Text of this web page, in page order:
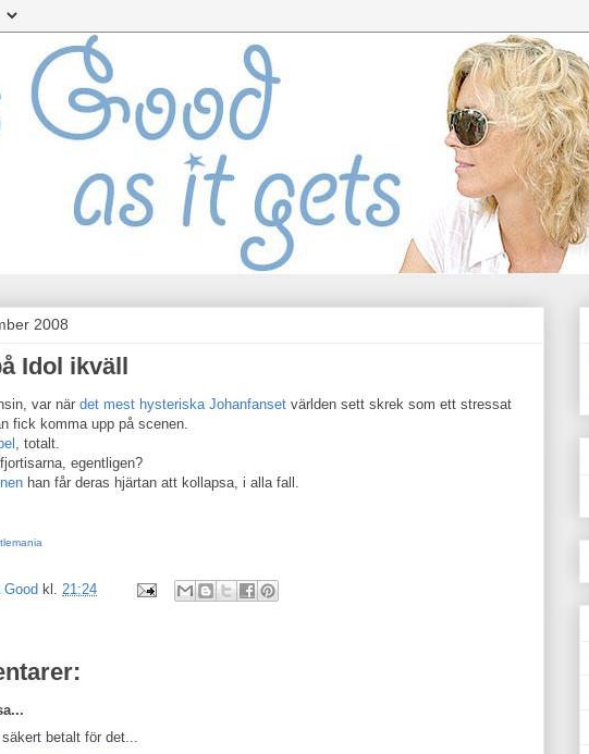
2008
Idol ikväll
var när det mest hysteriska Johanfanset världen sett skrek som ett stressat
fick komma upp på scenen.
, totalt.
egentligen?
han får deras hjärtan att kollapsa, i alla fall.
Good kl. 21:24
betalt för det...